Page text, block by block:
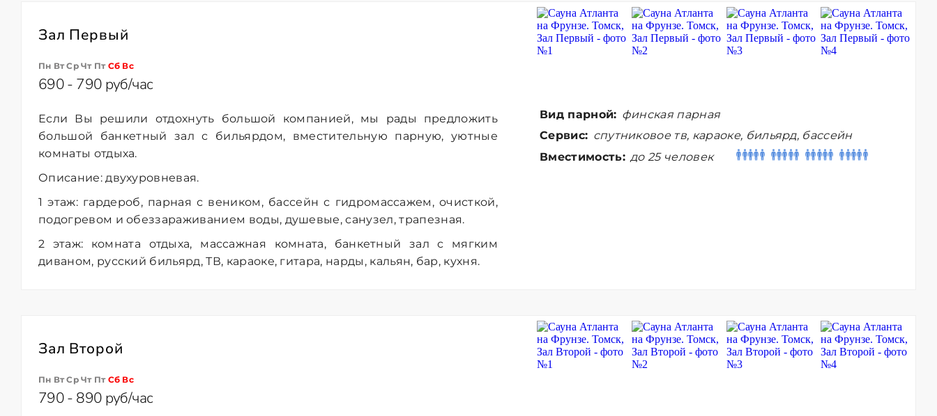
Зал Первый
Пн Вт Ср Чт Пт Сб Вс
690 - 790 руб/час
Если Вы решили отдохнуть большой компанией, мы рады предложить
большой банкетный зал с бильярдом, вместительную парную, уютные
комнаты отдыха.
Описание: двухуровневая.
1 этаж: гардероб, парная с веником, бассейн с гидромассажем, очисткой,
подогревом и обеззараживанием воды, душевые, санузел, трапезная.
2 этаж: комната отдыха, массажная комната, банкетный зал с мягким
диваном, русский бильярд, ТВ, караоке, гитара, нарды, кальян, бар, кухня.
Вид парной: финская парная
Сервис: спутниковое тв, караоке, бильярд, бассейн
Вместимость: до 25 человек
Зал Второй
Пн Вт Ср Чт Пт Сб Вс
790 - 890 руб/час